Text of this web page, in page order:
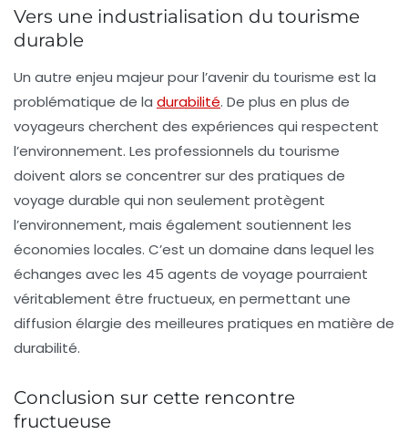
Vers une industrialisation du tourisme
durable
Un autre enjeu majeur pour l’avenir du tourisme est la
problématique de la durabilité. De plus en plus de
voyageurs cherchent des expériences qui respectent
l’environnement. Les professionnels du tourisme
doivent alors se concentrer sur des pratiques de
voyage durable qui non seulement protègent
l’environnement, mais également soutiennent les
économies locales. C’est un domaine dans lequel les
échanges avec les 45 agents de voyage pourraient
véritablement être fructueux, en permettant une
diffusion élargie des meilleures pratiques en matière de
durabilité.
Conclusion sur cette rencontre
fructueuse